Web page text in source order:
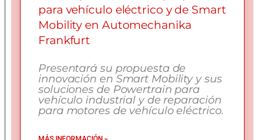
para vehículo eléctrico y de Smart
Mobility en Automechanika
Frankfurt
Presentará su propuesta de
innovación en Smart Mobility y sus
soluciones de Powertrain para
vehículo industrial y de reparación
para motores de vehículo eléctrico.